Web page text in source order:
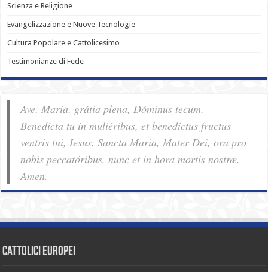
Scienza e Religione
Evangelizzazione e Nuove Tecnologie
Cultura Popolare e Cattolicesimo
Testimonianze di Fede
Ave, Maria, grátia plena, Dóminus tecum.
Benedícta tu in muliéribus, et benedíctus fructus
ventris tui, Iesus. Sancta Maria, Mater Dei, ora pro
nobis pec­ca­tóribus, nunc et in hora mortis nostræ.
Amen.
cattolici europei